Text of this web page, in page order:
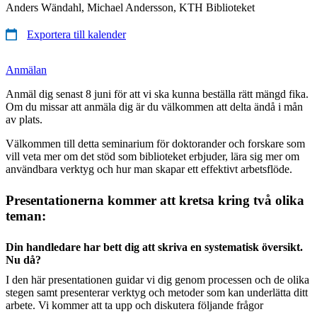
Anders Wändahl, Michael Andersson, KTH Biblioteket
Exportera till kalender
Anmälan
Anmäl dig senast 8 juni för att vi ska kunna beställa rätt mängd fika.
Om du missar att anmäla dig är du välkommen att delta ändå i mån
av plats.
Välkommen till detta seminarium för doktorander och forskare som
vill veta mer om det stöd som biblioteket erbjuder, lära sig mer om
användbara verktyg och hur man skapar ett effektivt arbetsflöde.
Presentationerna kommer att kretsa kring två olika
teman:
Din handledare har bett dig att skriva en systematisk översikt.
Nu då?
I den här presentationen guidar vi dig genom processen och de olika
stegen samt presenterar verktyg och metoder som kan underlätta ditt
arbete. Vi kommer att ta upp och diskutera följande frågor